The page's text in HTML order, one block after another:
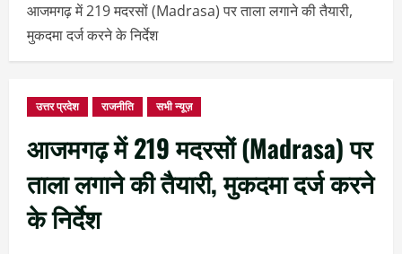
आजमगढ़ में 219 मदरसों (Madrasa) पर ताला लगाने की तैयारी,
मुकदमा दर्ज करने के निर्देश
उत्तर प्रदेश राजनीति सभी न्यूज़
आजमगढ़ में 219 मदरसों (Madrasa) पर
ताला लगाने की तैयारी, मुकदमा दर्ज करने
के निर्देश